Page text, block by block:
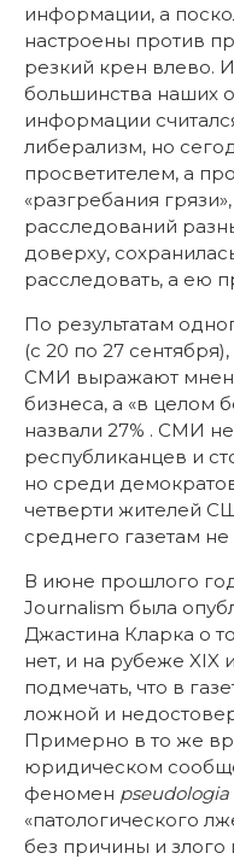
информации, а
настроены против
резкий крен влево.
большинства наших
информации
либерализм, но
просветителем, а
«разгребания
расследований
доверху,
расследовать, а ею
По результатам
(с 20 по 27
СМИ выражают
бизнеса, а «в целом
назвали 27% . СМИ
республиканцев и
но среди
четверти жителей
среднего газетам не
В июне прошлого
Journalism была
Джастина Кларка о
нет, и на рубеже XIX
подмечать, что в
ложной и
Примерно в то же
юридическом
феномен pseudologia
«патологического
без причины и